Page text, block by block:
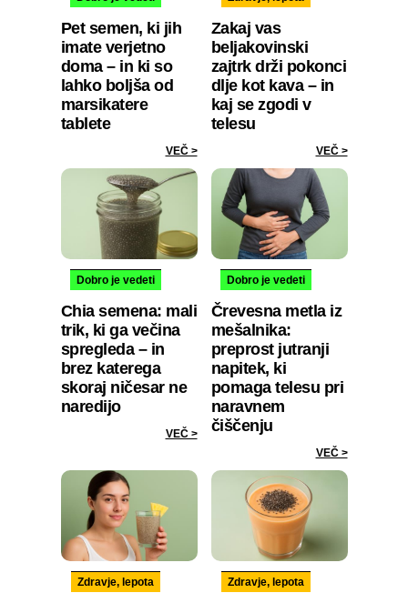
Pet semen, ki jih
imate verjetno
doma – in ki so
lahko boljša od
marsikatere
tablete
VEČ >
Zakaj vas
beljakovinski
zajtrk drži pokonci
dlje kot kava – in
kaj se zgodi v
telesu
VEČ >
Dobro je vedeti
Chia semena: mali
trik, ki ga večina
spregleda – in
brez katerega
skoraj ničesar ne
naredijo
VEČ >
Dobro je vedeti
Črevesna metla iz
mešalnika:
preprost jutranji
napitek, ki
pomaga telesu pri
naravnem
čiščenju
VEČ >
Zdravje, lepota Zdravje, lepota